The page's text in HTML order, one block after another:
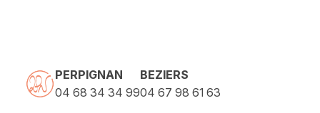
PERPIGNAN
04 68 34 34 99
BEZIERS
04 67 98 61 63